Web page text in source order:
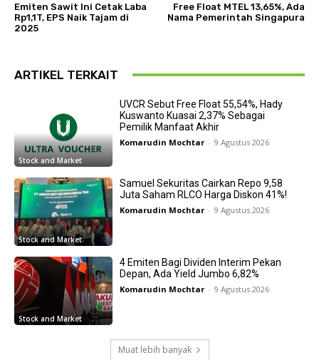
Emiten Sawit Ini Cetak Laba
Rp1,1T, EPS Naik Tajam di
2025
Free Float MTEL 13,65%, Ada
Nama Pemerintah Singapura
ARTIKEL TERKAIT
Stock and Market
UVCR Sebut Free Float 55,54%, Hady
Kuswanto Kuasai 2,37% Sebagai
Pemilik Manfaat Akhir
Komarudin Mochtar - 9 Agustus 2026
Stock and Market
Samuel Sekuritas Cairkan Repo 9,58
Juta Saham RLCO Harga Diskon 41%!
Komarudin Mochtar - 9 Agustus 2026
Stock and Market
4 Emiten Bagi Dividen Interim Pekan
Depan, Ada Yield Jumbo 6,82%
Komarudin Mochtar - 9 Agustus 2026
Muat lebih banyak